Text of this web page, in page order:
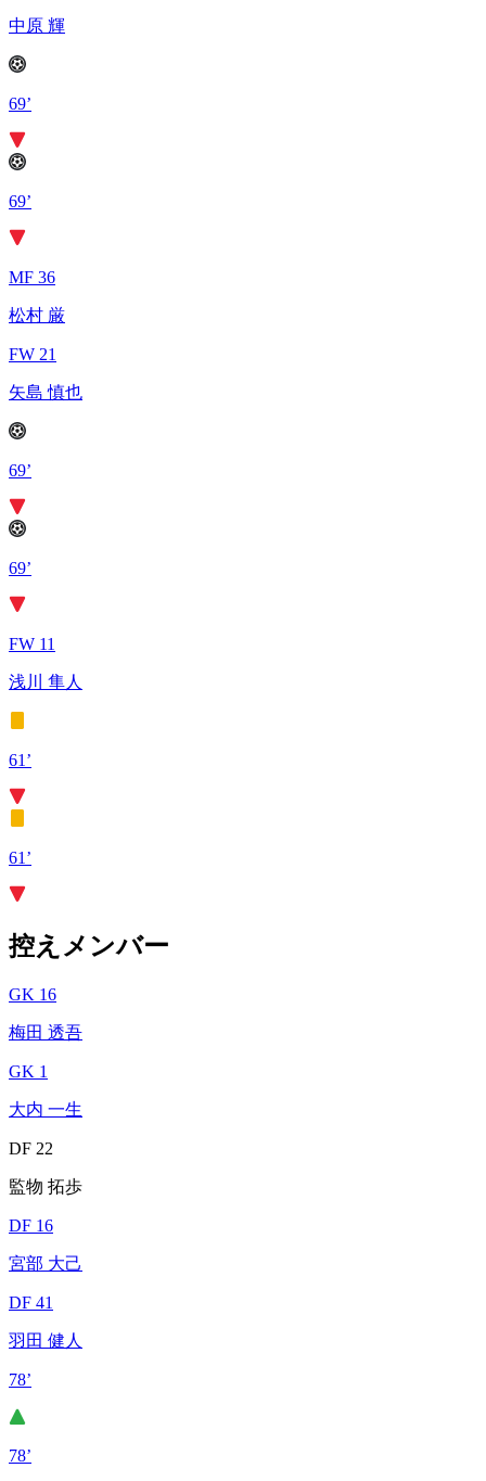
中原 輝
69’
69’
MF 36
松村 厳
FW 21
矢島 慎也
69’
69’
FW 11
浅川 隼人
61’
61’
控えメンバー
GK 16
梅田 透吾
GK 1
大内 一生
DF 22
監物 拓歩
DF 16
宮部 大己
DF 41
羽田 健人
78’
78’